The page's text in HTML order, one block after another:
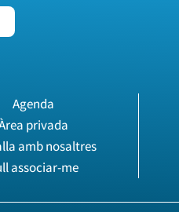
Agenda
privada
amb nosaltres
associar-me